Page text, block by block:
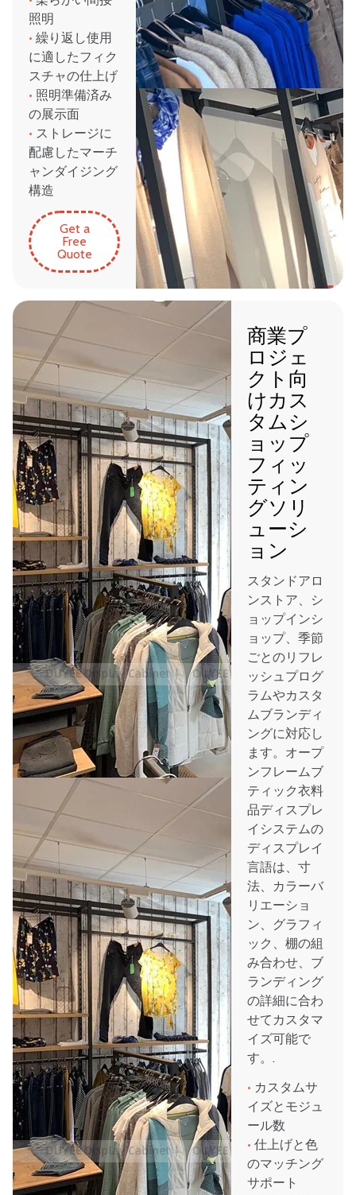
照明
• 繰り返し使用
に適したフィク
スチャの仕上げ
• 照明準備済み
の展示面
• ストレージに
配慮したマーチ
ャンダイジング
構造
Get a
Free
Quote
商業プ
ロジェ
クト向
けカス
タムシ
ョップ
フィッ
ティン
グソリ
ューシ
ョン
スタンドアロ
ンストア、シ
ョップインシ
ョップ、季節
ごとのリフレ
ッシュプログ
ラムやカスタ
ムブランディ
ングに対応し
ます。オープ
ンフレームブ
ティック衣料
品ディスプレ
イシステムの
ディスプレイ
言語は、寸
法、カラーバ
リエーショ
ン、グラフィ
ック、棚の組
み合わせ、ブ
ランディング
の詳細に合わ
せてカスタマ
イズ可能で
す。.
• カスタムサ
イズとモジュ
ール数
• 仕上げと色
のマッチング
サポート